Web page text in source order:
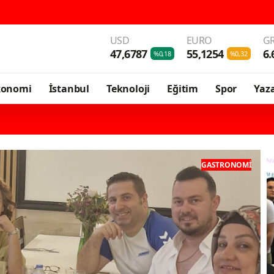
USD
47,6787 %0,18
EURO
55,1254 %0,32
İstanbul Teknoloji Eğitim Spor
GASTRONOMI